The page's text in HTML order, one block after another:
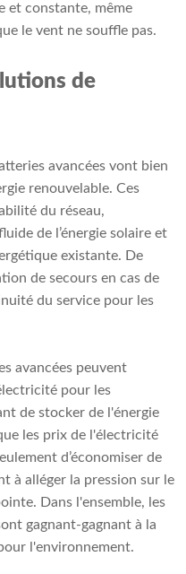
et constante, même
le vent ne souffle pas.
de
avancées vont bien
renouvelable. Ces
du réseau,
de l’énergie solaire et
existante. De
de secours en cas de
du service pour les
avancées peuvent
pour les
de stocker de l'énergie
les prix de l'électricité
d’économiser de
à alléger la pression sur le
Dans l'ensemble, les
gagnant-gagnant à la
l'environnement.